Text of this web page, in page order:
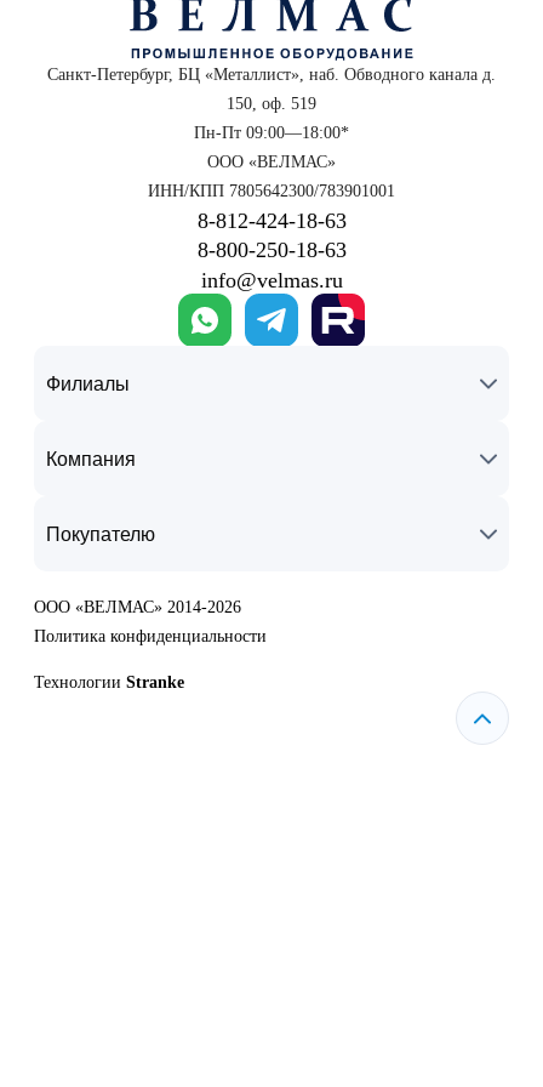
Санкт-Петербург, БЦ «Металлист», наб. Обводного канала д.
150, оф. 519
Пн-Пт 09:00—18:00*
ООО «ВЕЛМАС»
ИНН/КПП 7805642300/783901001
8‑812‑424‑18‑63
8‑800‑250‑18‑63
info@velmas.ru
Филиалы
Компания
Покупателю
ООО «ВЕЛМАС» 2014-2026
Политика конфиденциальности
Технологии Stranke